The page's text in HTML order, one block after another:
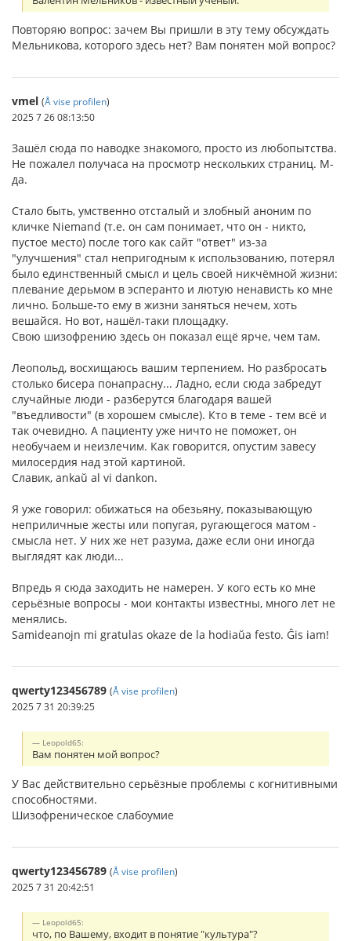
Повторяю вопрос: зачем Вы пришли в эту тему обсуждать
Мельникова, которого здесь нет? Вам понятен мой вопрос?
vmel (Å vise profilen)
2025 7 26 08:13:50
Зашёл сюда по наводке знакомого, просто из любопытства.
Не пожалел получаса на просмотр нескольких страниц. М-
да.
Стало быть, умственно отсталый и злобный аноним по
кличке Niemand (т.е. он сам понимает, что он - никто,
пустое место) после того как сайт "ответ" из-за
"улучшения" стал непригодным к использованию, потерял
было единственный смысл и цель своей никчёмной жизни:
плевание дерьмом в эсперанто и лютую ненависть ко мне
лично. Больше-то ему в жизни заняться нечем, хоть
вешайся. Но вот, нашёл-таки площадку.
Свою шизофрению здесь он показал ещё ярче, чем там.
Леопольд, восхищаюсь вашим терпением. Но разбросать
столько бисера понапрасну... Ладно, если сюда забредут
случайные люди - разберутся благодаря вашей
"въедливости" (в хорошем смысле). Кто в теме - тем всё и
так очевидно. А пациенту уже ничто не поможет, он
необучаем и неизлечим. Как говорится, опустим завесу
милосердия над этой картиной.
Славик, ankaŭ al vi dankon.
Я уже говорил: обижаться на обезьяну, показывающую
неприличные жесты или попугая, ругающегося матом -
смысла нет. У них же нет разума, даже если они иногда
выглядят как люди...
Впредь я сюда заходить не намерен. У кого есть ко мне
серьёзные вопросы - мои контакты известны, много лет не
менялись.
Samideanojn mi gratulas okaze de la hodiaŭa festo. Ĝis iam!
qwerty123456789 (Å vise profilen)
2025 7 31 20:39:25
Leopold65:
Вам понятен мой вопрос?
У Вас действительно серьёзные проблемы с когнитивными
способностями.
Шизофреническое слабоумие
qwerty123456789 (Å vise profilen)
2025 7 31 20:42:51
Leopold65:
что, по Вашему, входит в понятие "культура"?